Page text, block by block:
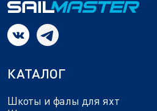
КАТАЛОГ
Шкоты и фалы для яхт